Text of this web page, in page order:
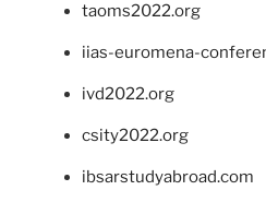
taoms2022.org
iias-euromena-
ivd2022.org
csity2022.org
ibsarstudyabroad.com